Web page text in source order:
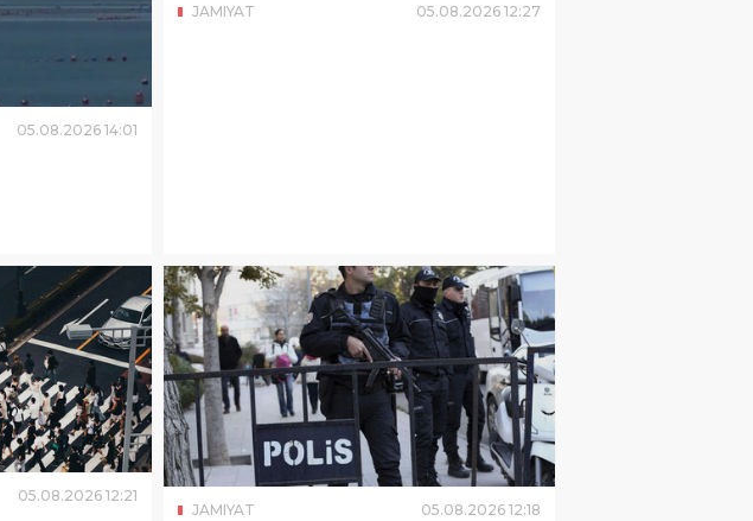
05.08.2026 14:01
JAMIYAT 05.08.2026 12:27
05.08.2026 12:21
JAMIYAT
05.08.2026 12:18